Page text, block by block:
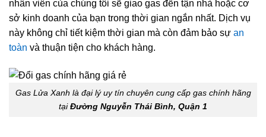
nhân viên của chúng tôi sẽ giao gas đến tận nhà hoặc cơ
sở kinh doanh của bạn trong thời gian ngắn nhất. Dịch vụ
này không chỉ tiết kiệm thời gian mà còn đảm bảo sự an
toàn và thuận tiện cho khách hàng.
Gas Lửa Xanh là đại lý uy tín chuyên cung cấp gas chính hãng
tạiĐường Nguyễn Thái Bình, Quận 1